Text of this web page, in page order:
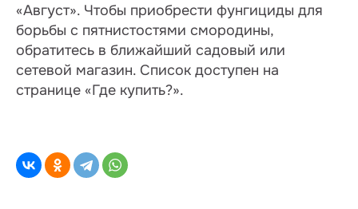
«Август». Чтобы приобрести фунгициды для
борьбы с пятнистостями смородины,
обратитесь в ближайший садовый или
сетевой магазин. Список доступен на
странице «Где купить?».